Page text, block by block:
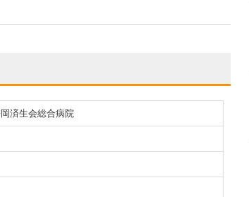
済生会総合病院